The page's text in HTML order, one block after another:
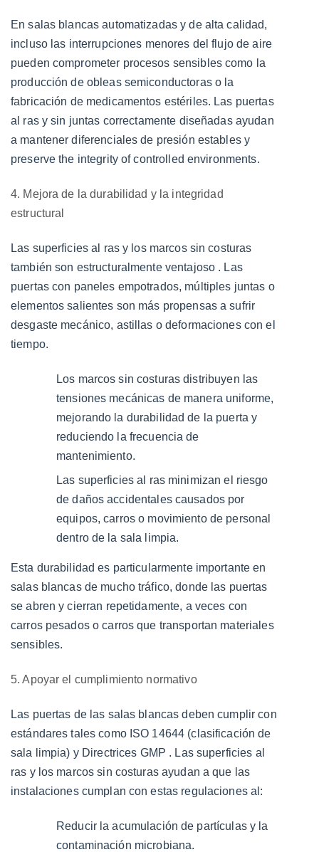
En salas blancas automatizadas y de alta calidad,
incluso las interrupciones menores del flujo de aire
pueden comprometer procesos sensibles como la
producción de obleas semiconductoras o la
fabricación de medicamentos estériles. Las puertas
al ras y sin juntas correctamente diseñadas ayudan
a mantenerdiferenciales de presión establesy
preserve the integrity of controlled environments.
4. Mejora de la durabilidad y la integridad
estructural
Las superficies al ras y los marcos sin costuras
también son estructuralmente ventajoso . Las
puertas con paneles empotrados, múltiples juntas o
elementos salientes son más propensas a sufrir
desgaste mecánico, astillas o deformaciones con el
tiempo.
Los marcos sin costuras distribuyen las
tensiones mecánicas de manera uniforme,
mejorando la durabilidad de la puerta y
reduciendo la frecuencia de
mantenimiento.
Las superficies al ras minimizan el riesgo
de daños accidentales causados ​​por
equipos, carros o movimiento de personal
dentro de la sala limpia.
Esta durabilidad es particularmente importante en
salas blancas de mucho tráfico, donde las puertas
se abren y cierran repetidamente, a veces con
carros pesados ​​o carros que transportan materiales
sensibles.
5. Apoyar el cumplimiento normativo
Las puertas de las salas blancas deben cumplir con
estándares tales como ISO 14644 (clasificación de
sala limpia) y Directrices GMP . Las superficies al
ras y los marcos sin costuras ayudan a que las
instalaciones cumplan con estas regulaciones al:
Reducir la acumulación de partículas y la
contaminación microbiana.